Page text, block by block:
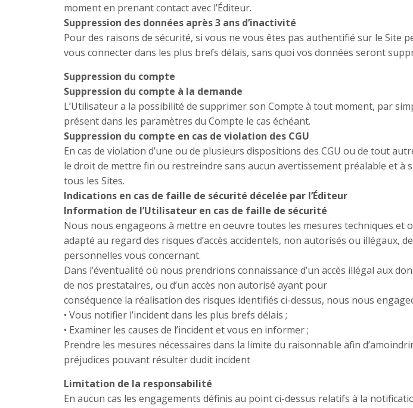
moment en prenant contact avec l’Éditeur.
Suppression des données après 3 ans d’inactivité
Pour des raisons de sécurité, si vous ne vous êtes pas authentifié sur le
vous connecter dans les plus brefs délais, sans quoi vos données seront
Suppression du compte
Suppression du compte à la demande
L’Utilisateur a la possibilité de supprimer son Compte à tout moment, par
présent dans les paramètres du Compte le cas échéant.
Suppression du compte en cas de violation des CGU
En cas de violation d’une ou de plusieurs dispositions des CGU ou de tout
le droit de mettre fin ou restreindre sans aucun avertissement préalable et à
tous les Sites.
Indications en cas de faille de sécurité décelée par l’Éditeur
Information de l’Utilisateur en cas de faille de sécurité
Nous nous engageons à mettre en oeuvre toutes les mesures techniques
adapté au regard des risques d’accès accidentels, non autorisés ou illégaux,
personnelles vous concernant.
Dans l’éventualité où nous prendrions connaissance d’un accès illégal aux
de nos prestataires, ou d’un accès non autorisé ayant pour
conséquence la réalisation des risques identifiés ci-dessus, nous nous
• Vous notifier l’incident dans les plus brefs délais ;
• Examiner les causes de l’incident et vous en informer ;
Prendre les mesures nécessaires dans la limite du raisonnable afin
préjudices pouvant résulter dudit incident
Limitation de la responsabilité
En aucun cas les engagements définis au point ci-dessus relatifs à la